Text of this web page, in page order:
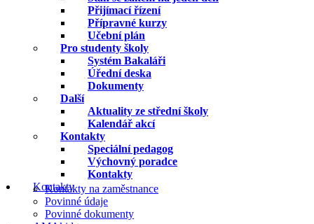
Přijímací řízení
Přípravné kurzy
Učební plán
Pro studenty školy
Systém Bakaláři
Úřední deska
Dokumenty
Další
Aktuality ze střední školy
Kalendář akcí
Kontakty
Speciální pedagog
Výchovný poradce
Kontakty
Kontakty
Kontakty na zaměstnance
Povinné údaje
Povinné dokumenty